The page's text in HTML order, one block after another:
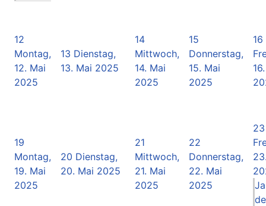
12
Montag,
12. Mai
2025
13 Dienstag,
13. Mai 2025
14
Mittwoch,
14. Mai
2025
15
Donnerstag,
15. Mai
2025
16
19
Montag,
19. Mai
2025
20 Dienstag,
20. Mai 2025
21
Mittwoch,
21. Mai
2025
22
Donnerstag,
22. Mai
2025
23